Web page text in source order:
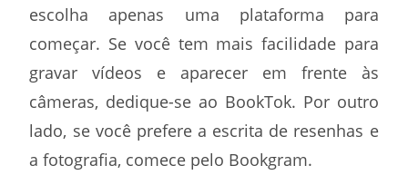
escolha apenas uma plataforma para
começar. Se você tem mais facilidade para
gravar vídeos e aparecer em frente às
câmeras, dedique-se ao BookTok. Por outro
lado, se você prefere a escrita de resenhas e
a fotografia, comece pelo Bookgram.